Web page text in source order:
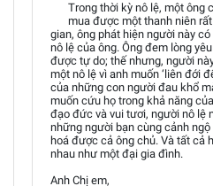
Trong thời kỳ nô lệ, một ông
mua được một thanh niên
gian, ông phát hiện người này
nô lệ của ông. Ông đem lòng
được tự do; thế nhưng, người
một nô lệ vì anh muốn ‘liên đới
của những con người đau khổ
muốn cứu họ trong khả năng
đạo đức và vui tươi, người nô lệ
những người bạn cùng cảnh
hoá được cả ông chủ. Và tất cả
nhau như một đại gia đình.
Anh Chị em,